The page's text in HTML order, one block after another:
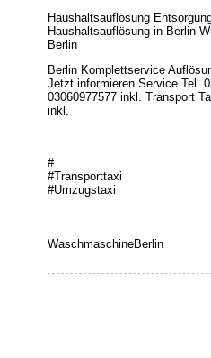
Haushaltsauflösung
Haushaltsauflösung in Berlin
Berlin
Berlin Komplettservice
Jetzt informieren Service Tel.
03060977577 inkl. Transport
inkl.
#
#Transporttaxi
#Umzugstaxi
WaschmaschineBerlin